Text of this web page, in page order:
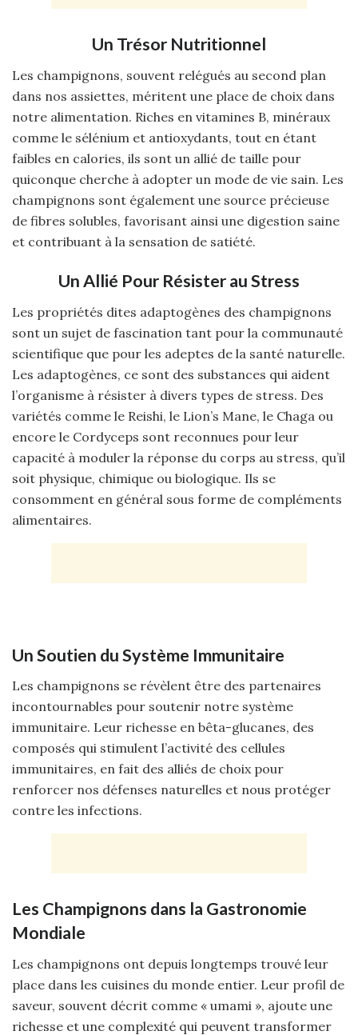
Un Trésor Nutritionnel
Les champignons, souvent relégués au second plan
dans nos assiettes, méritent une place de choix dans
notre alimentation. Riches en vitamines B, minéraux
comme le sélénium et antioxydants, tout en étant
faibles en calories, ils sont un allié de taille pour
quiconque cherche à adopter un mode de vie sain. Les
champignons sont également une source précieuse
de fibres solubles, favorisant ainsi une digestion saine
et contribuant à la sensation de satiété.
Un Allié Pour Résister au Stress
Les propriétés dites adaptogènes des champignons
sont un sujet de fascination tant pour la communauté
scientifique que pour les adeptes de la santé naturelle.
Les adaptogènes, ce sont des substances qui aident
l’organisme à résister à divers types de stress. Des
variétés comme le Reishi, le Lion’s Mane, le Chaga ou
encore le Cordyceps sont reconnues pour leur
capacité à moduler la réponse du corps au stress, qu’il
soit physique, chimique ou biologique. Ils se
consomment en général sous forme de compléments
alimentaires.
Un Soutien du Système Immunitaire
Les champignons se révèlent être des partenaires
incontournables pour soutenir notre système
immunitaire. Leur richesse en bêta-glucanes, des
composés qui stimulent l’activité des cellules
immunitaires, en fait des alliés de choix pour
renforcer nos défenses naturelles et nous protéger
contre les infections.
Les Champignons dans la Gastronomie
Mondiale
Les champignons ont depuis longtemps trouvé leur
place dans les cuisines du monde entier. Leur profil de
saveur, souvent décrit comme « umami », ajoute une
richesse et une complexité qui peuvent transformer